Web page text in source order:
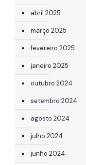
abril 2025
março 2025
fevereiro 2025
janeiro 2025
outubro 2024
setembro 2024
agosto 2024
julho 2024
junho 2024